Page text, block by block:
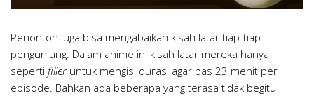
Penonton juga bisa mengabaikan kisah latar tiap-tiap
pengunjung. Dalam anime ini kisah latar mereka hanya
seperti filler untuk mengisi durasi agar pas 23 menit per
episode. Bahkan ada beberapa yang terasa tidak begitu